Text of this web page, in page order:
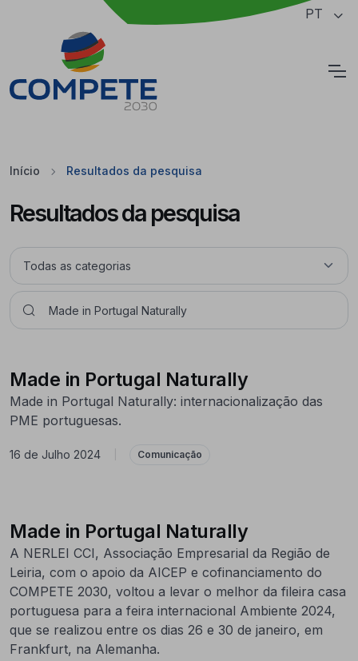
Saltar para o conteúdo principal da página PT
Início Resultados da pesquisa
Resultados da pesquisa
Made in Portugal Naturally
Made in Portugal Naturally: internacionalização das
PME portuguesas.
16 de Julho 2024 Comunicação
Made in Portugal Naturally
A NERLEI CCI, Associação Empresarial da Região de
Leiria, com o apoio da AICEP e cofinanciamento do
COMPETE 2030, voltou a levar o melhor da fileira casa
portuguesa para a feira internacional Ambiente 2024,
que se realizou entre os dias 26 e 30 de janeiro, em
Frankfurt, na Alemanha.